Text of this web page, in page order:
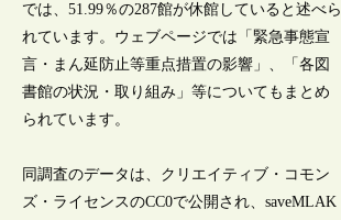
では、51.99％の287館が休館していると述べら
れています。ウェブページでは「緊急事態宣
言・まん延防止等重点措置の影響」、「各図
書館の状況・取り組み」等についてもまとめ
られています。
同調査のデータは、クリエイティブ・コモン
ズ・ライセンスのCC0で公開され、saveMLAK